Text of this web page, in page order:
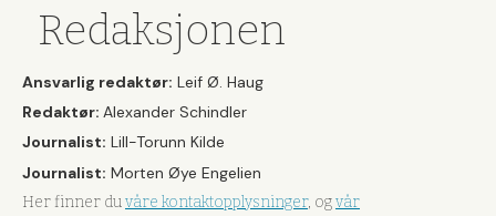
Redaksjonen
Ansvarlig redaktør: Leif Ø. Haug
Redaktør: Alexander Schindler
Journalist: Lill-Torunn Kilde
Journalist: Morten Øye Engelien
Her finner duvåre kontaktopplysninger, ogvår